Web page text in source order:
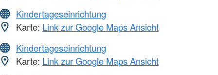
Kindertageseinrichtung
Karte: Link zur Google Maps Ansicht
Kindertageseinrichtung
Karte: Link zur Google Maps Ansicht